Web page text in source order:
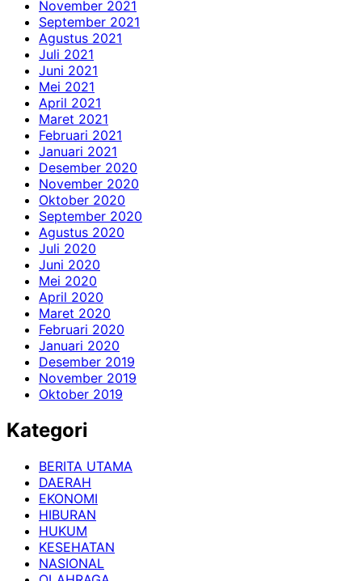
November 2021
September 2021
Agustus 2021
Juli 2021
Juni 2021
Mei 2021
April 2021
Maret 2021
Februari 2021
Januari 2021
Desember 2020
November 2020
Oktober 2020
September 2020
Agustus 2020
Juli 2020
Juni 2020
Mei 2020
April 2020
Maret 2020
Februari 2020
Januari 2020
Desember 2019
November 2019
Oktober 2019
Kategori
BERITA UTAMA
DAERAH
EKONOMI
HIBURAN
HUKUM
KESEHATAN
NASIONAL